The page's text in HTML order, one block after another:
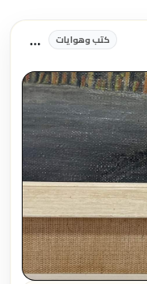
كتب وهوايات